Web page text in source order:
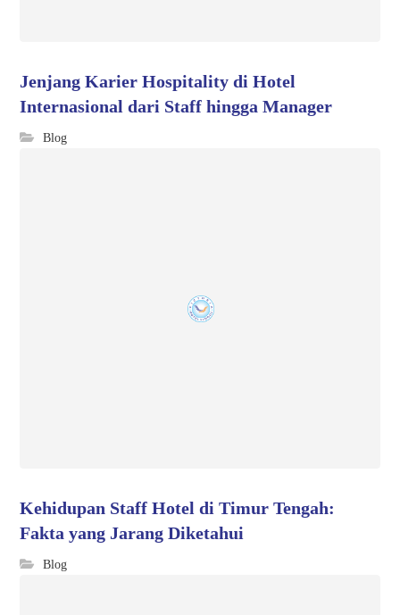
Jenjang Karier Hospitality di Hotel
Internasional dari Staff hingga Manager
Blog
Kehidupan Staff Hotel di Timur Tengah:
Fakta yang Jarang Diketahui
Blog